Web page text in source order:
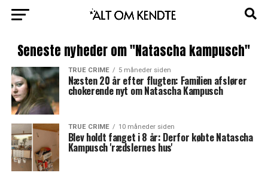
Seneste nyheder om "Natascha kampusch"
TRUE CRIME 5 måneder siden
Næsten 20 år efter flugten: Familien afslører
chokerende nyt om Natascha Kampusch
TRUE CRIME 10 måneder siden
Blev holdt fanget i 8 år: Derfor købte Natascha
Kampusch 'rædslernes hus'